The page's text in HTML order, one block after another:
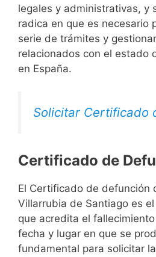
legales y administrativas, y
radica en que es necesario
serie de trámites y
relacionados con el estado
en España.
Solicitar Certificado
Certificado de
El Certificado de defunción
Villarrubia de Santiago es
que acredita el
fecha y lugar en que se
fundamental para solicitar